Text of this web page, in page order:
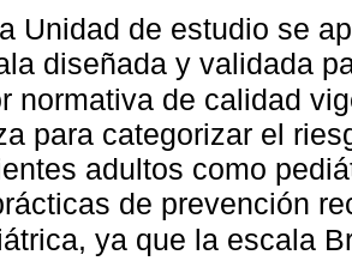
Unidad de estudio se
diseñada y validada
normativa de calidad
para categorizar el
adultos como
de prevención
ya que la escala